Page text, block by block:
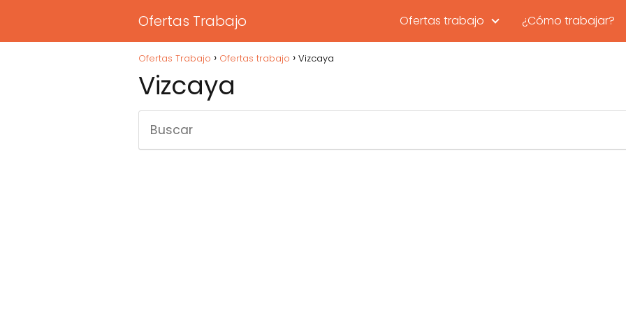
Ofertas Trabajo Ofertas trabajo ¿Cómo trabajar?
Ofertas Trabajo Ofertas trabajo Vizcaya
Vizcaya